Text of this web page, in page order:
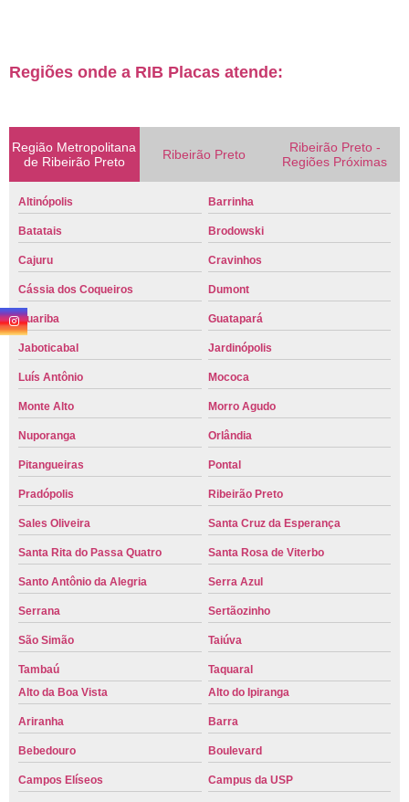
Regiões onde a RIB Placas atende:
Região Metropolitana
de Ribeirão Preto
Ribeirão Preto
Ribeirão Preto -
Regiões Próximas
Altinópolis Barrinha
Batatais Brodowski
Cajuru Cravinhos
Cássia dos Coqueiros Dumont
Guariba Guatapará
Jaboticabal Jardinópolis
Luís Antônio Mococa
Monte Alto Morro Agudo
Nuporanga Orlândia
Pitangueiras Pontal
Pradópolis Ribeirão Preto
Sales Oliveira Santa Cruz da Esperança
Santa Rita do Passa Quatro Santa Rosa de Viterbo
Santo Antônio da Alegria Serra Azul
Serrana Sertãozinho
São Simão Taiúva
Tambaú
Taquaral
Alto da Boa Vista
Alto do Ipiranga
Ariranha Barra
Bebedouro Boulevard
Campos Elíseos Campus da USP